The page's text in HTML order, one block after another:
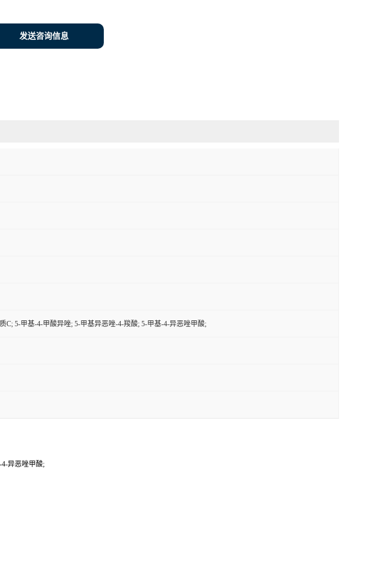
发送咨询信息
C; 5-甲基-4-甲酸异唑; 5-甲基异恶唑-4-羧酸; 5-甲基-4-异恶唑甲酸;
异恶唑甲酸;